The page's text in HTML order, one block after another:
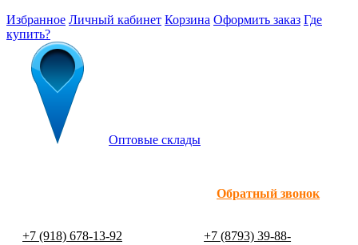
Избранное Личный кабинет Корзина Оформить заказ Где
купить?
Оптовые склады
Обратный звонок
+7 (918) 678-13-92
+7 (8793) 39-88-